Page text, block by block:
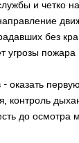
и четко
без
угрозы пожара
оказать
контроль
до осмотра